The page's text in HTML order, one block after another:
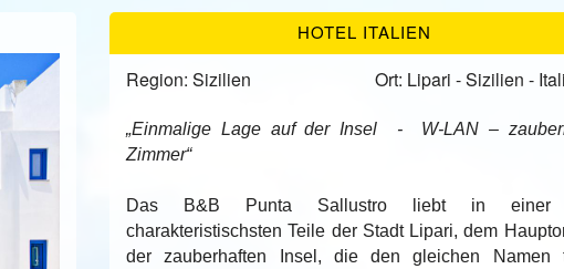
HOTEL ITALIEN
Region: Sizilien Ort: Lipari - Sizilien -
„Einmalige Lage auf der Insel - W-LAN –
Zimmer“
Das B&B Punta Sallustro liebt in einer
charakteristischsten Teile der Stadt Lipari, dem
der zauberhaften Insel, die den gleichen Namen